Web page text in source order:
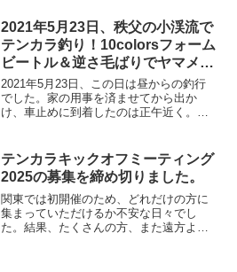
な）も含めご参考になれば幸いです！秩
父渓流釣り解禁！道...
2021年5月23日、秩父の小渓流で
テンカラ釣り！10colorsフォーム
ビートル＆逆さ毛ばりでヤマメ＆
イワナを釣る
2021年5月23日、この日は昼からの釣行
でした。家の用事を済ませてから出か
け、車止めに到着したのは正午近く。場
茂る場所も多くある渓相です。この日は
10colorsの毛...
テンカラキックオフミーティング
2025の募集を締め切りました。
関東では初開催のため、どれだけの方に
集まっていただけるか不安な日々でし
た。結果、たくさんの方、また遠方より